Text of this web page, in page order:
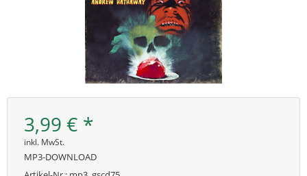
3,99 € *
inkl. MwSt.
MP3-DOWNLOAD